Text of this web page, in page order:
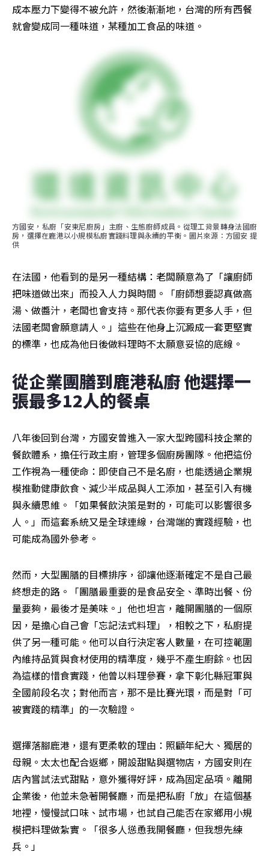
成本壓力下變得不被允許，然後漸漸地，台灣的所有西餐
就會變成同一種味道，某種加工食品的味道。
方國安，私廚「安東尼廚房」主廚、生態廚師成員。從理工背景轉身法國廚
房，選擇在鹿港以小規模私廚實踐料理與永續的平衡。圖片來源：方國安 提
供
在法國，他看到的是另一種結構：老闆願意為了「讓廚師
把味道做出來」而投入人力與時間。「廚師想要認真做高
湯、做醬汁，老闆也會支持。那代表你要有更多人手，但
法國老闆會願意請人。」這些在他身上沉澱成一套更堅實
的標準，也成為他日後做料理時不太願意妥協的底線。
從企業團膳到鹿港私廚 他選擇一
張最多12人的餐桌
八年後回到台灣，方國安曾進入一家大型跨國科技企業的
餐飲體系，擔任行政主廚，管理多個廚房團隊。他把這份
工作視為一種使命：即使自己不是名廚，也能透過企業規
模推動健康飲食、減少半成品與人工添加，甚至引入有機
與永續思維。「如果餐飲決策是對的，可能可以影響很多
人。」而這套系統又是全球連線，台灣端的實踐經驗，也
可能成為國外參考。
然而，大型團膳的目標排序，卻讓他逐漸確定不是自己最
終想走的路。「團膳最重要的是食品安全、準時出餐、份
量要夠，最後才是美味。」他也坦言，離開團膳的一個原
因，是擔心自己會「忘記法式料理」，相較之下，私廚提
供了另一種可能。他可以自行決定客人數量，在可控範圍
內維持品質與食材使用的精準度，幾乎不產生廚餘。也因
為這樣的惜食實踐，他曾以料理參賽，拿下彰化縣冠軍與
全國前段名次；對他而言，那不是比賽光環，而是對「可
被實踐的精準」的一次驗證。
選擇落腳鹿港，還有更柔軟的理由：照顧年紀大、獨居的
母親。太太也配合返鄉，開設甜點與選物店，方國安則在
店內嘗試法式甜點，意外獲得好評，成為固定品項。離開
企業後，他並未急著開餐廳，而是把私廚「放」在這個基
地裡，慢慢試口味、試市場，也試自己能否在家鄉用小規
模把料理做紮實。「很多人慫恿我開餐廳，但我想先練
兵。」